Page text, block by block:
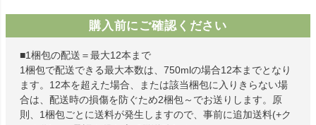
購入前にご確認ください
■1梱包の配送＝最大12本まで
1梱包で配送できる最大本数は、750mlの場合12本までとなり
ます。12本を超えた場合、または該当梱包に入りきらない場
合は、配送時の損傷を防ぐため2梱包～でお送りします。原
則、1梱包ごとに送料が発生しますので、事前に追加送料(+ク